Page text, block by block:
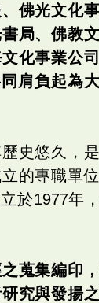
佛光文化
局、佛教
化事業公
肩負起為
史悠久，
的專職單
於1977年
蒐集編印
究與發揚